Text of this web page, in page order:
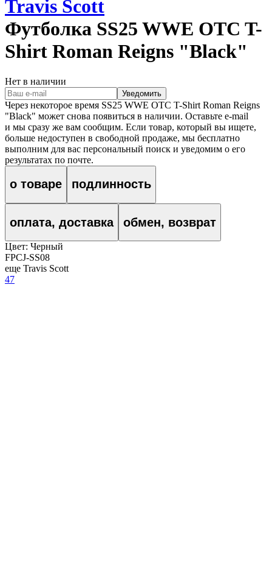
Travis Scott
Футболка SS25 WWE OTC T-
Shirt Roman Reigns "Black"
Нет в наличии
Уведомить
Через некоторое время SS25 WWE OTC T-Shirt Roman Reigns
"Black" может снова появиться в наличии. Оставьте e‑mail
и мы сразу же вам сообщим. Если товар, который вы ищете,
больше недоступен в свободной продаже, мы бесплатно
выполним для вас персональный поиск и уведомим о его
результатах по почте.
о товаре подлинность
оплата, доставка обмен, возврат
Цвет: Черный
FPCJ-SS08
еще Travis Scott
47